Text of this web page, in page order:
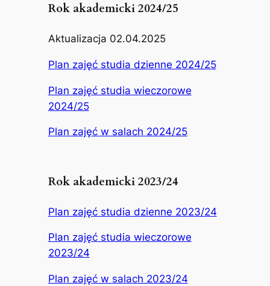
Rok akademicki 2024/25
Aktualizacja 02.04.2025
Plan zajęć studia dzienne 2024/25
Plan zajęć studia wieczorowe
2024/25
Plan zajęć w salach 2024/25
Rok akademicki 2023/24
Plan zajęć studia dzienne 2023/24
Plan zajęć studia wieczorowe
2023/24
Plan zajęć w salach 2023/24